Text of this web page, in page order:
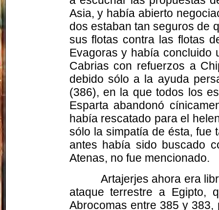
Asia, y había abierto
dos estaban tan seguros de
sus flotas contra las flotas
Evagoras y había concluido
Cabrias con refuerzos a
debido sólo a la ayuda
(386), en la que todos los
Esparta abandonó
había rescatado para el
sólo la simpatía de ésta, fue
antes había sido buscado
Atenas, no fue mencionado.
Artajerjes ahora era
ataque terrestre a Egipto,
Abrocomas entre 385 y